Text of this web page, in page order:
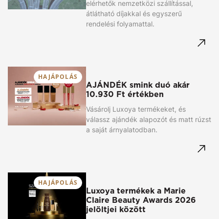
elérhetők nemzetközi szállítással,
átlátható díjakkal és egyszerű
rendelési folyamattal.
HAJÁPOLÁS
AJÁNDÉK smink duó akár
10.930 Ft értékben
Vásárolj Luxoya termékeket, és
válassz ajándék alapozót és matt rúzst
a saját árnyalatodban.
HAJÁPOLÁS
Luxoya termékek a Marie
Claire Beauty Awards 2026
jelöltjei között